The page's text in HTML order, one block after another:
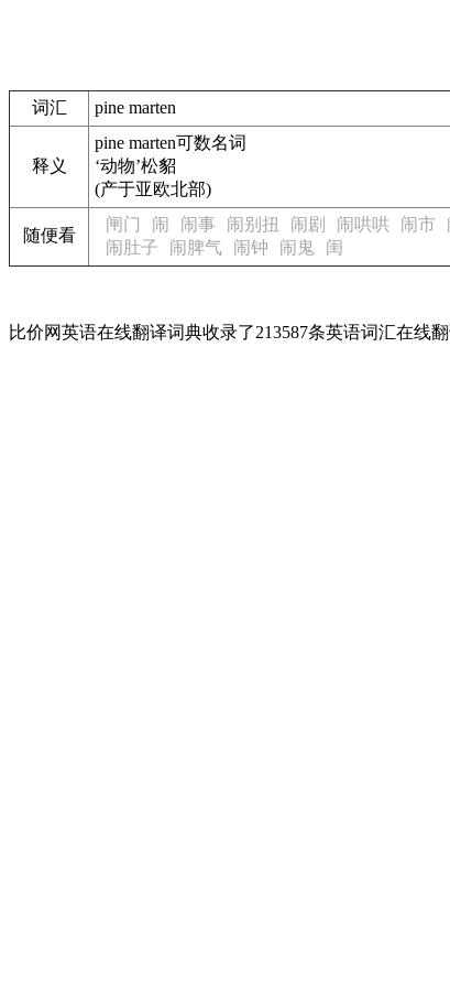
词汇 pine marten
释义
pine marten可数名词
‘动物’松貂
(产于亚欧北部)
随便看
闸门 闹 闹事 闹别扭 闹剧 闹哄哄 闹市
闹肚子
闹脾气 闹钟 闹鬼 闺
比价网英语在线翻译词典收录了213587条英语词汇在线